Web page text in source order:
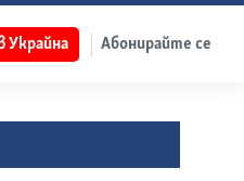
Украйна Абонирайте се